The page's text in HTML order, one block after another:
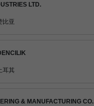
LTD.
比亚
耳其
& MANUFACTURING CO.